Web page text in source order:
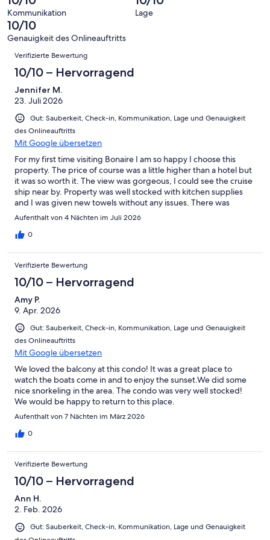
-
Okay
4
-
Schlecht
Bewertung
von
2
Ungenügend
Kommunikation Lage
10/10
Genauigkeit des Onlineauftritts
Bewertungen
Verifizierte Bewertung
10/10 – Hervorragend
Jennifer M.
23. Juli 2026
Gut: Sauberkeit, Check-in, Kommunikation, Lage und Genauigkeit
des Onlineauftritts
Mit Google übersetzen
For my first time visiting Bonaire I am so happy I choose this
property. The price of course was a little higher than a hotel but
it was so worth it. The view was gorgeous, I could see the cruise
ship near by. Property was well stocked with kitchen supplies
and I was given new towels without any issues. There was
washer but no dryer. It wasn't an issue just dry your clothes on
snorkeling there. You will need a car to get around, there are no
arrange a rental car that was inexpensive. Property is located on
the 2nd floor and I do not believe there was an elevator. The
host was always available on what's app when I had questions.
She communicated very well.
Aufenthalt von 4 Nächten im Juli 2026
0
Verifizierte Bewertung
10/10 – Hervorragend
Amy P.
9. Apr. 2026
Gut: Sauberkeit, Check-in, Kommunikation, Lage und Genauigkeit
des Onlineauftritts
Mit Google übersetzen
We loved the balcony at this condo! It was a great place to
watch the boats come in and to enjoy the sunset.We did some
nice snorkeling in the area. The condo was very well stocked!
We would be happy to return to this place.
Aufenthalt von 7 Nächten im März 2026
0
Verifizierte Bewertung
10/10 – Hervorragend
Ann H.
2. Feb. 2026
Gut: Sauberkeit, Check-in, Kommunikation, Lage und Genauigkeit